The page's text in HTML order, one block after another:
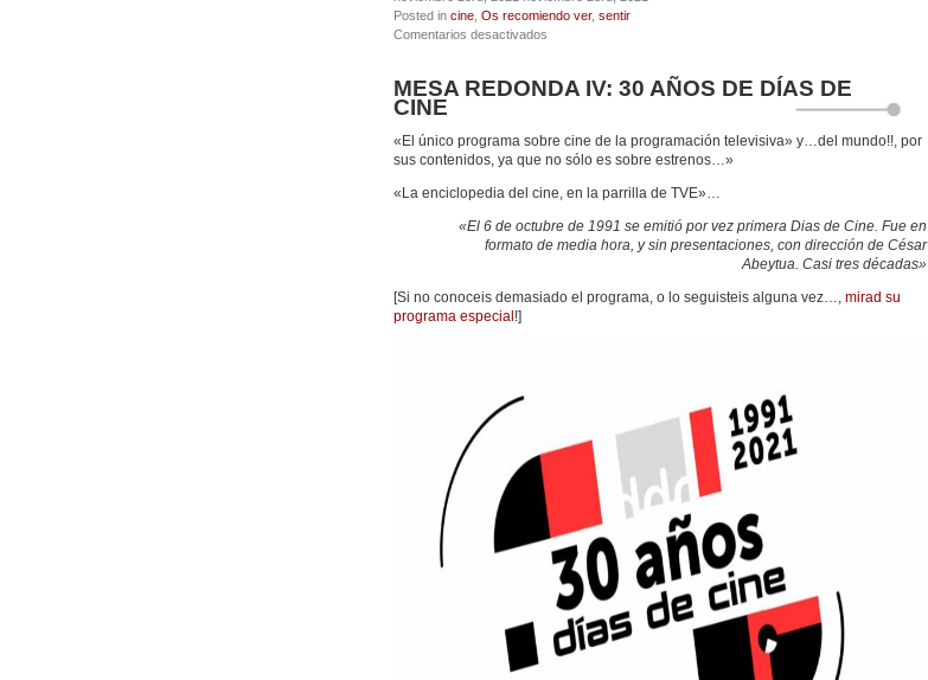
Posted in cine Os recomiendo ver, sentir
Comentarios desactivados
DE
ALMERÍA,
XX
EDICIÓN
2021.
Mesa
Redonda
DE
MESA REDONDA IV: 30 AÑOS DE DÍAS DE
CINE
«El único programa sobre cine de la programación televisiva» y…del mundo!!, por
sus contenidos, ya que no sólo es sobre estrenos…»
«La enciclopedia del cine, en la parrilla de TVE»…
«El 6 de octubre de 1991 se emitió por vez primera Dias de Cine. Fue en
formato de media hora, y sin presentaciones, con dirección de César
Abeytua. Casi tres décadas»
[Si no conoceis demasiado el programa, o lo seguisteis alguna vez…, mirad su
programa especial!]